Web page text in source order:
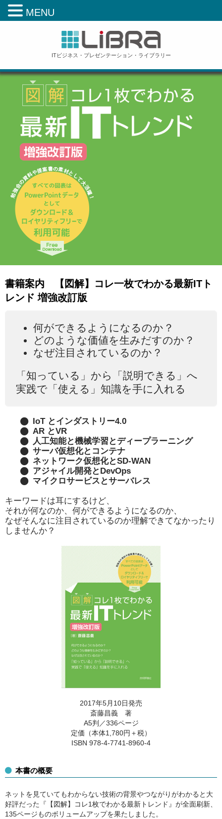
ITビジネス・プレゼンテーション・ライブラリー
【図解】コレ一枚でわかる最新ITトレンド 増強改訂版
書籍案内 【図解】コレ一枚でわかる最新ITト
レンド 増強改訂版
何ができるようになるのか？
どのような価値を生みだすのか？
なぜ注目されているのか？
「知っている」から「説明できる」へ
実践で「使える」知識を手に入れる
IoT とインダストリー4.0
AR とVR
人工知能と機械学習とディープラーニング
サーバ仮想化とコンテナ
ネットワーク仮想化とSD-WAN
アジャイル開発とDevOps
マイクロサービスとサーバレス
キーワードは耳にするけど、
それが何なのか、何ができるようになるのか、
なぜそんなに注目されているのか理解できてなかったり
しませんか？
2017年5月10日発売
斎藤昌義 著
A5判／336ページ
定価（本体1,780円＋税）
ISBN 978-4-7741-8960-4
本書の概要
ネットを見ていてもわからない技術の背景やつながりがわかると大
好評だった『【図解】コレ1枚でわかる最新トレンド』が全面刷新、
135ページものボリュームアップを果たしました。
MENU